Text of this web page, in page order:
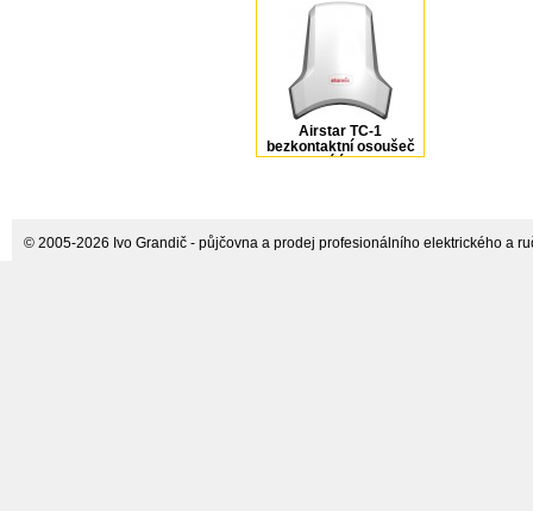
Airstar TC-1
bezkontaktní osoušeč
rukou bílý Starmix
© 2005-2026 Ivo Grandič - půjčovna a prodej profesionálního elektrického a